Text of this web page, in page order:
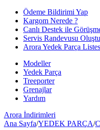
Ödeme Bildirimi Yap
Kargom Nerede ?
Canlı Destek ile
Servis Randevusu
Arora Yedek Parça
Modeller
Yedek Parça
Treeporter
Grenajlar
Yardım
Arora İndirimleri
Ana Sayfa/YEDEK PARÇA/